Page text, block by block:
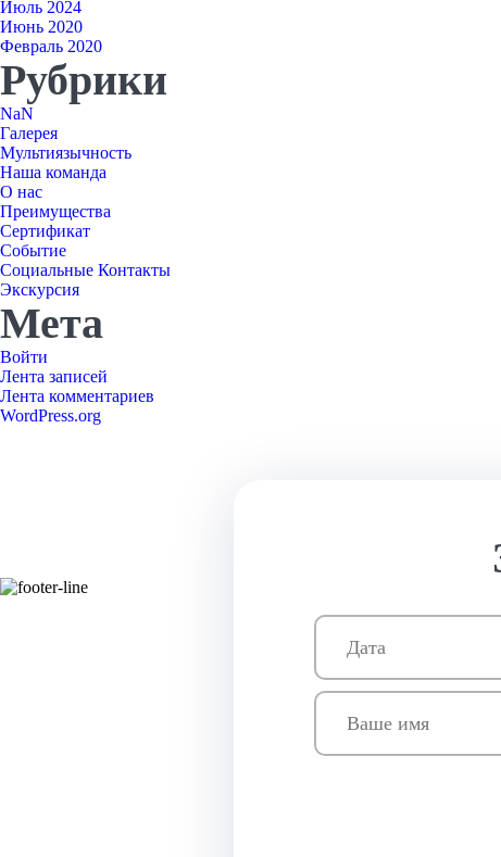
Июль 2024
Июнь 2020
Февраль 2020
Рубрики
NaN
Галерея
Мультиязычность
Наша команда
О нас
Преимущества
Сертификат
Событие
Социальные Контакты
Экскурсия
Мета
Войти
Лента записей
Лента комментариев
WordPress.org